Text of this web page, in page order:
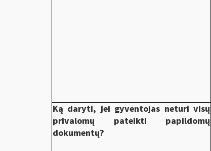
Ką daryti, jei gyventojas neturi visų
privalomų pateikti papildomų
dokumentų?